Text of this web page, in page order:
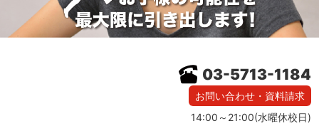
03-5713-1184
お問い合わせ・資料請求
14:00～21:00(水曜休校日)